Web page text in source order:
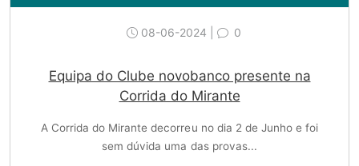
08-06-2024 | 0
Equipa do Clube novobanco presente na
Corrida do Mirante
A Corrida do Mirante decorreu no dia 2 de Junho e foi
sem dúvida uma das provas...